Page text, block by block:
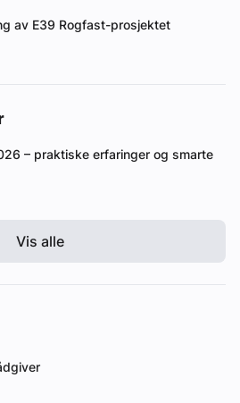
av E39 Rogfast-prosjektet
– praktiske erfaringer og smarte
Vis alle